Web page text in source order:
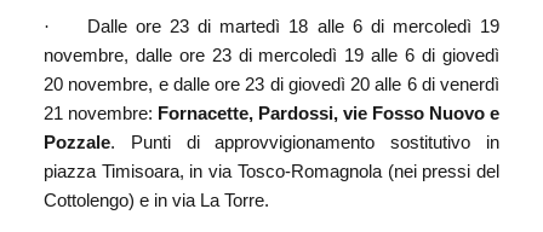
·
Dalle ore 23 di martedì 18 alle 6 di mercoledì 19
novembre, dalle ore 23 di mercoledì 19 alle 6 di giovedì
20 novembre, e dalle ore 23 di giovedì 20 alle 6 di venerdì
21 novembre: Fornacette, Pardossi, vie Fosso Nuovo e
Pozzale. Punti di approvvigionamento sostitutivo in
piazza Timisoara, in via Tosco-Romagnola (nei pressi del
Cottolengo) e in via La Torre.